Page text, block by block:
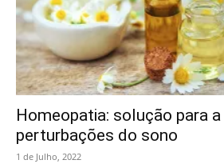
Homeopatia: solução para
perturbações do sono
1 de Julho, 2022